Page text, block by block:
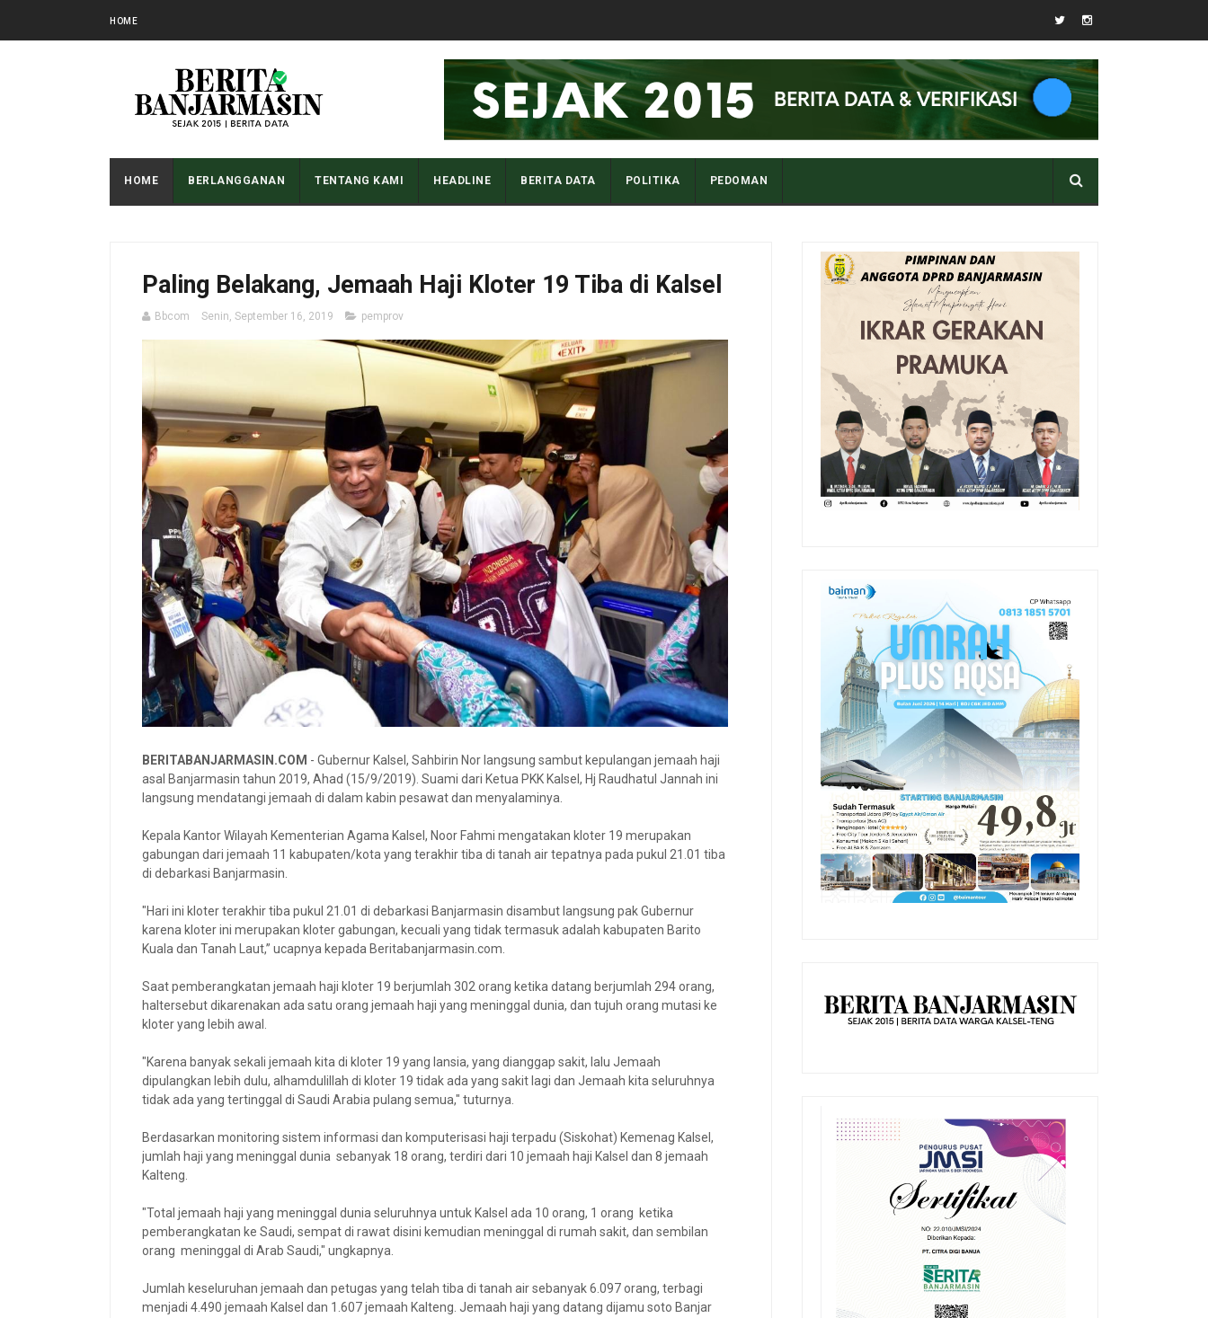
HOME
HOME BERLANGGANAN TENTANG KAMI HEADLINE BERITA DATA POLITIKA PEDOMAN
Paling Belakang, Jemaah Haji Kloter 19 Tiba di Kalsel
Bbcom Senin, September 16, 2019 pemprov
BERITABANJARMASIN.COM - Gubernur Kalsel, Sahbirin Nor langsung sambut kepulangan jemaah haji
asal Banjarmasin tahun 2019, Ahad (15/9/2019). Suami dari Ketua PKK Kalsel, Hj Raudhatul Jannah ini
langsung mendatangi jemaah di dalam kabin pesawat dan menyalaminya.
Kepala Kantor Wilayah Kementerian Agama Kalsel, Noor Fahmi mengatakan kloter 19 merupakan
gabungan dari jemaah 11 kabupaten/kota yang terakhir tiba di tanah air tepatnya pada pukul 21.01 tiba
di debarkasi Banjarmasin.
"Hari ini kloter terakhir tiba pukul 21.01 di debarkasi Banjarmasin disambut langsung pak Gubernur
karena kloter ini merupakan kloter gabungan, kecuali yang tidak termasuk adalah kabupaten Barito
Kuala dan Tanah Laut,” ucapnya kepada Beritabanjarmasin.com.
Saat pemberangkatan jemaah haji kloter 19 berjumlah 302 orang ketika datang berjumlah 294 orang,
haltersebut dikarenakan ada satu orang jemaah haji yang meninggal dunia, dan tujuh orang mutasi ke
kloter yang lebih awal.
"Karena banyak sekali jemaah kita di kloter 19 yang lansia, yang dianggap sakit, lalu Jemaah
dipulangkan lebih dulu, alhamdulillah di kloter 19 tidak ada yang sakit lagi dan Jemaah kita seluruhnya
tidak ada yang tertinggal di Saudi Arabia pulang semua," tuturnya.
Berdasarkan monitoring sistem informasi dan komputerisasi haji terpadu (Siskohat) Kemenag Kalsel,
jumlah haji yang meninggal dunia sebanyak 18 orang, terdiri dari 10 jemaah haji Kalsel dan 8 jemaah
Kalteng.
"Total jemaah haji yang meninggal dunia seluruhnya untuk Kalsel ada 10 orang, 1 orang ketika
pemberangkatan ke Saudi, sempat di rawat disini kemudian meninggal di rumah sakit, dan sembilan
orang meninggal di Arab Saudi," ungkapnya.
Jumlah keseluruhan jemaah dan petugas yang telah tiba di tanah air sebanyak 6.097 orang, terbagi
menjadi 4.490 jemaah Kalsel dan 1.607 jemaah Kalteng. Jemaah haji yang datang dijamu soto Banjar